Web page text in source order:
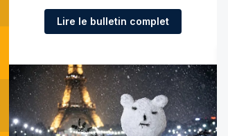
Lire le bulletin complet